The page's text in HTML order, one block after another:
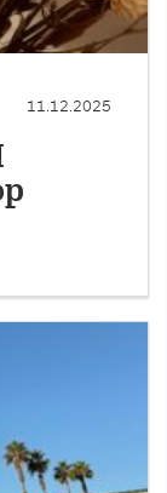
11.12.2025